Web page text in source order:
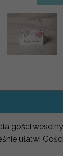
gości
ułatwi